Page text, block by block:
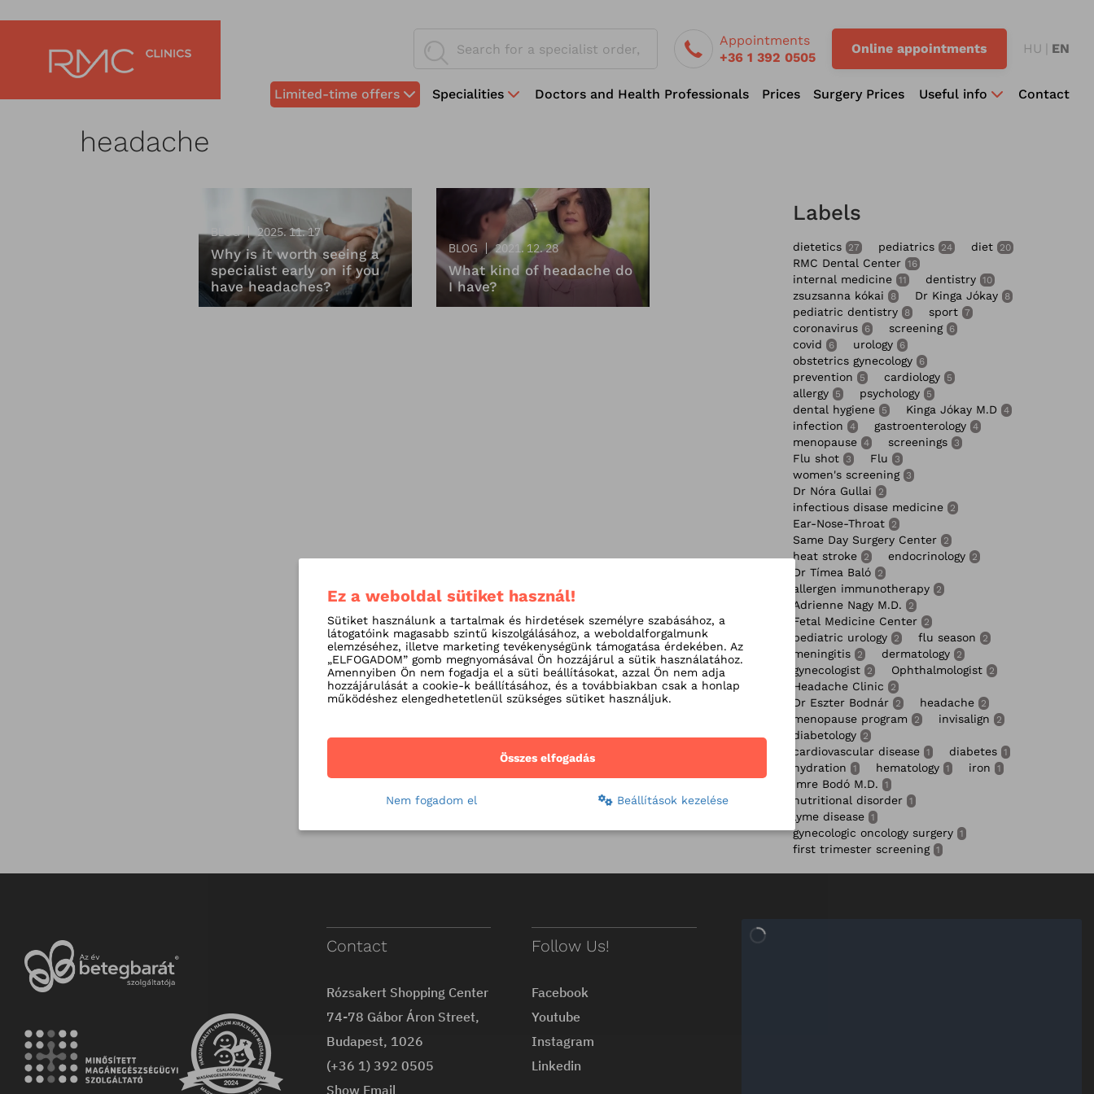
Appointments
+36 1 392 0505
Online appointments HU EN
Limited-time offers Specialities Doctors and Health Professionals Prices Surgery Prices Useful info Contact
headache
BLOG 2025. 11. 17
Why is it worth seeing a
specialist early on if you
have headaches?
BLOG 2021. 12. 28
What kind of headache do
I have?
Labels
dietetics 27 pediatrics 24 diet 20
RMC Dental Center 16
internal medicine 11 dentistry 10
zsuzsanna kókai 8 Dr Kinga Jókay 8
pediatric dentistry 8 sport 7
coronavirus 6 screening 6
covid 6 urology 6
obstetrics gynecology 6
prevention 5 cardiology 5
allergy 5 psychology 5
dental hygiene 5 Kinga Jókay M.D 4
infection 4 gastroenterology 4
menopause 4 screenings 3
Flu shot 3 Flu 3
women's screening 3
Dr Nóra Gullai 2
infectious disase medicine 2
Ear-Nose-Throat 2
Same Day Surgery Center 2
heat stroke 2 endocrinology 2
Dr Tímea Baló 2
allergen immunotherapy 2
Adrienne Nagy M.D. 2
Fetal Medicine Center 2
pediatric urology 2 flu season 2
meningitis 2 dermatology 2
gynecologist 2 Ophthalmologist 2
Headache Clinic 2
Dr Eszter Bodnár 2 headache 2
menopause program 2 invisalign 2
diabetology 2
cardiovascular disease 1 diabetes 1
hydration 1 hematology 1 iron 1
Imre Bodó M.D. 1
nutritional disorder 1
lyme disease 1
gynecologic oncology surgery 1
first trimester screening 1
Contact
Rózsakert Shopping Center
74-78 Gábor Áron Street,
Budapest, 1026
(+36 1) 392 0505
Show Email
Follow Us!
Facebook
Youtube
Instagram
Linkedin
Ez a weboldal sütiket használ!
Sütiket használunk a tartalmak és hirdetések személyre szabásához, a
látogatóink magasabb szintű kiszolgálásához, a weboldalforgalmunk
elemzéséhez, illetve marketing tevékenységünk támogatása érdekében. Az
„ELFOGADOM” gomb megnyomásával Ön hozzájárul a sütik használatához.
Amennyiben Ön nem fogadja el a süti beállításokat, azzal Ön nem adja
hozzájárulását a cookie-k beállításához, és a továbbiakban csak a honlap
működéshez elengedhetetlenül szükséges sütiket használjuk.
Összes elfogadás
Nem fogadom el Beállítások kezelése